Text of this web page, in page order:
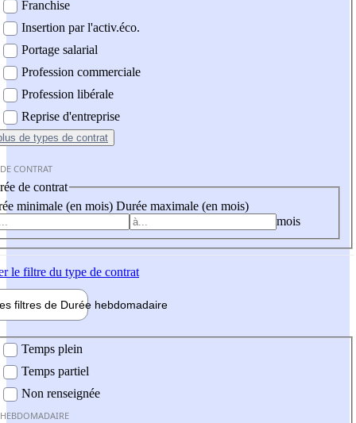
Franchise
Insertion par l'activ.éco.
Portage salarial
Profession commerciale
Profession libérale
Reprise d'entreprise
de types de contrat
CONTRAT
de contrat
minimale (en mois) Durée maximale (en mois)
mois
le filtre du type de contrat
filtres de Durée hebdomadaire
Temps plein
Temps partiel
Non renseignée